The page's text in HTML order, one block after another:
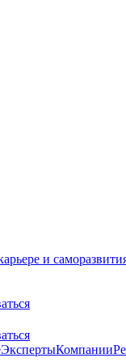
и
ЭкспертыКомпании